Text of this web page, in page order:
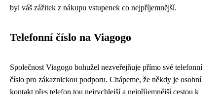
byl váš zážitek z nákupu vstupenek co nejpříjemnější.
Telefonní číslo na Viagogo
Společnost Viagogo bohužel nezveřejňuje přímo své telefonní
číslo pro zákaznickou podporu. Chápeme, že někdy je osobní
kontakt přes telefon tou nejrychlejší a nejpříjemnější cestou k